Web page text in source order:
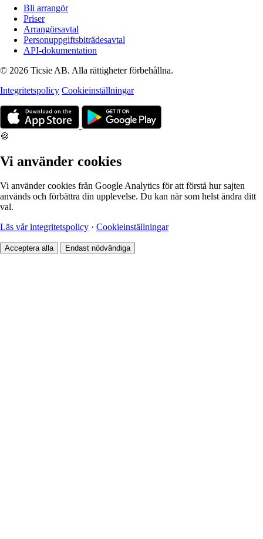
Bli arrangör
Priser
Arrangörsavtal
Personuppgiftsbiträdesavtal
API-dokumentation
© 2026 Ticsie AB. Alla rättigheter förbehållna.
Integritetspolicy Cookieinställningar
🍪
Vi använder cookies
Vi använder cookies från Google Analytics för att förstå hur sajten
används och förbättra din upplevelse. Du kan när som helst ändra ditt
val.
Läs vår integritetspolicy · Cookieinställningar
Acceptera alla Endast nödvändiga